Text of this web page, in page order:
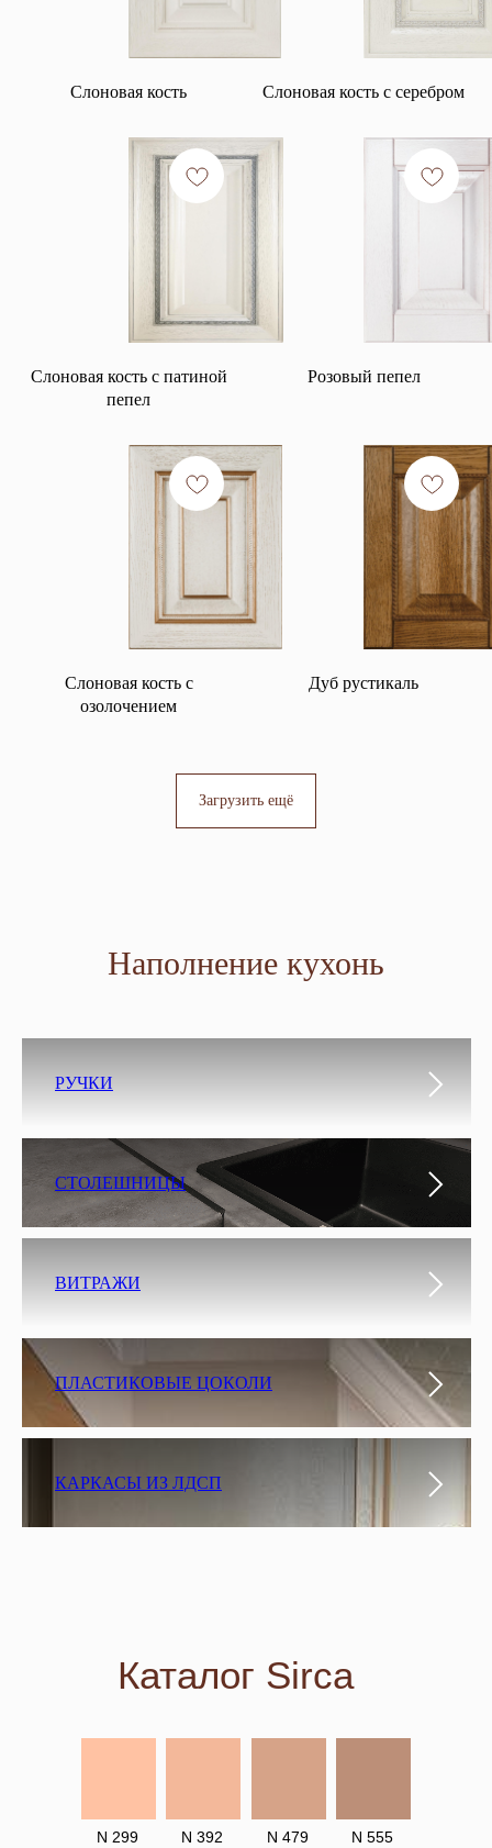
Слоновая кость Слоновая кость с серебром
Слоновая кость с патиной
пепел
Розовый пепел
Слоновая кость с
озолочением
Дуб рустикаль
Загрузить ещё
Наполнение кухонь
РУЧКИ
СТОЛЕШНИЦЫ
ВИТРАЖИ
ПЛАСТИКОВЫЕ ЦОКОЛИ
КАРКАСЫ ИЗ ЛДСП
N 299 N 392 N 479 N 555
Каталог Sirca